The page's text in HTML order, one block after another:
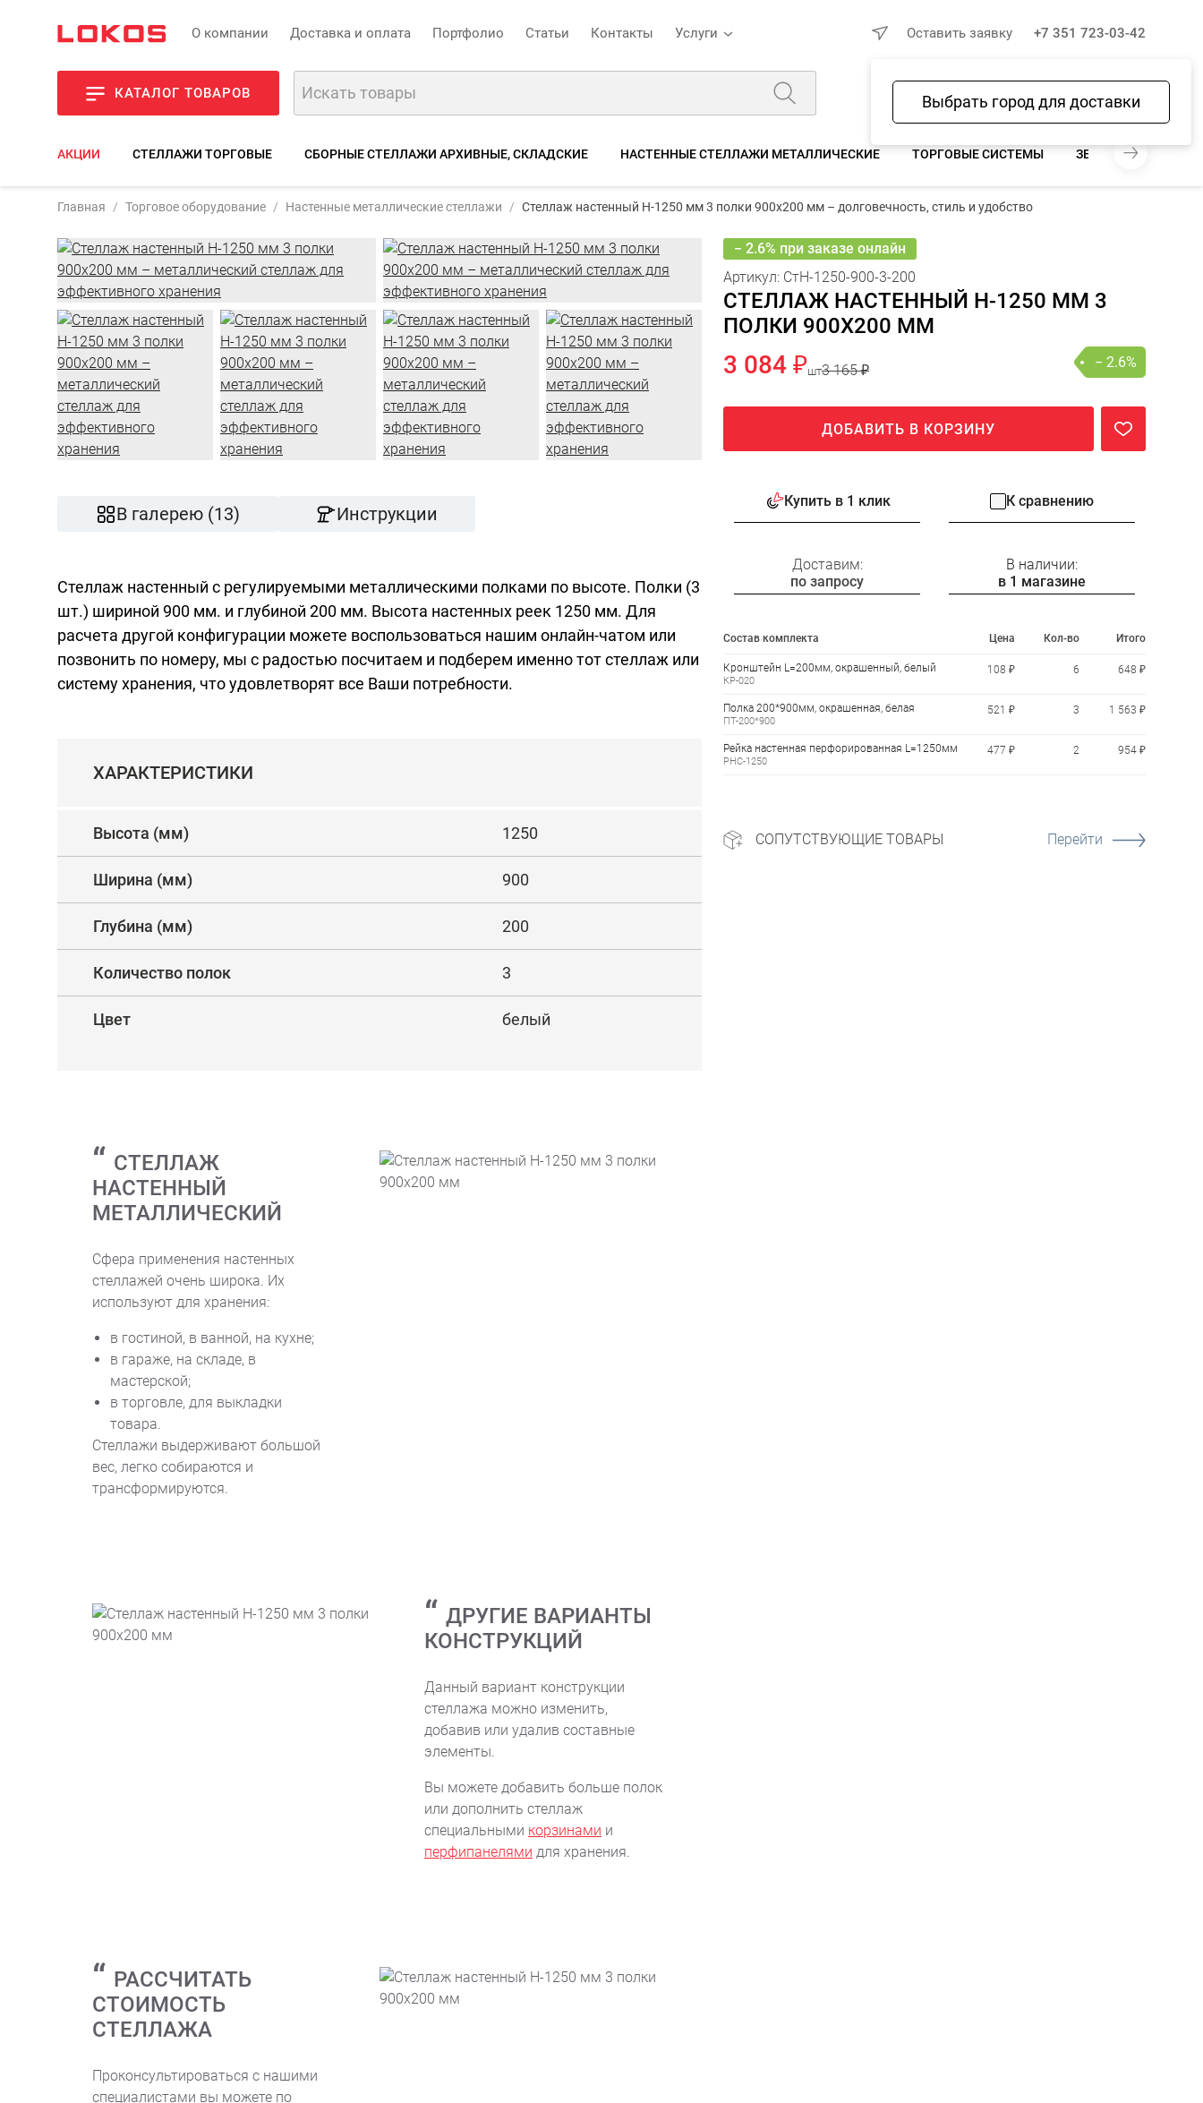
О компании Доставка и оплата Портфолио Статьи Контакты Услуги
Выбрать город для доставки
Оставить заявку +7 351 723-03-42
КАТАЛОГ ТОВАРОВ
Избранное Сравнение Корзина
АКЦИИ СТЕЛЛАЖИ ТОРГОВЫЕ СБОРНЫЕ СТЕЛЛАЖИ АРХИВНЫЕ, СКЛАДСКИЕ НАСТЕННЫЕ СТЕЛЛАЖИ МЕТАЛЛИЧЕСКИЕ ТОРГОВЫЕ СИСТЕМЫ ЗЕРКАЛА ДЛЯ
СтН-1250-900-3-200
Стеллаж настенный H-1250 мм 3 полки 900х200 мм 3 165 ₽
онлайн
Главная Торговое оборудование Настенные металлические стеллажи Стеллаж настенный H-1250 мм 3 полки 900х200 мм – долговечность, стиль и удобство
В галерею (13) Инструкции
Стеллаж настенный с регулируемыми металлическими полками по высоте. Полки (3
шт.) шириной 900 мм. и глубиной 200 мм. Высота настенных реек 1250 мм. Для
расчета другой конфигурации можете воспользоваться нашим онлайн-чатом или
позвонить по номеру, мы с радостью посчитаем и подберем именно тот стеллаж или
систему хранения, что удовлетворят все Ваши потребности.
ХАРАКТЕРИСТИКИ
Высота (мм) 1250
Ширина (мм) 900
Глубина (мм) 200
Количество полок 3
Цвет белый
СТЕЛЛАЖ
НАСТЕННЫЙ
МЕТАЛЛИЧЕСКИЙ
Сфера применения настенных
стеллажей очень широка. Их
используют для хранения:
в гостиной, в ванной, на кухне;
в гараже, на складе, в
мастерской;
в торговле, для выкладки
товара.
Стеллажи выдерживают большой
вес, легко собираются и
трансформируются.
ДРУГИЕ ВАРИАНТЫ
КОНСТРУКЦИЙ
Данный вариант конструкции
стеллажа можно изменить,
добавив или удалив составные
элементы.
Вы можете добавить больше полок
или дополнить стеллаж
специальными корзинами и
перфипанелями для хранения.
РАССЧИТАТЬ
СТОИМОСТЬ
СТЕЛЛАЖА
Проконсультироваться с нашими
специалистами вы можете по
− 2.6% при заказе онлайн
Артикул: СтН-1250-900-3-200
СТЕЛЛАЖ НАСТЕННЫЙ H-1250 ММ 3
ПОЛКИ 900Х200 ММ
3 084 ₽шт3 165 ₽ − 2.6%
ДОБАВИТЬ В КОРЗИНУ
Купить в 1 клик К сравнению
Доставим:
по запросу
В наличии:
в 1 магазине
Состав комплекта Цена Кол-во Итого
Кронштейн L=200мм, окрашенный, белый
КР-020
108 ₽ 6 648 ₽
Полка 200*900мм, окрашенная, белая
ПТ-200*900
521 ₽ 3 1 563 ₽
Рейка настенная перфорированная L=1250мм
РНС-1250
477 ₽ 2 954 ₽
СОПУТСТВУЮЩИЕ ТОВАРЫ Перейти